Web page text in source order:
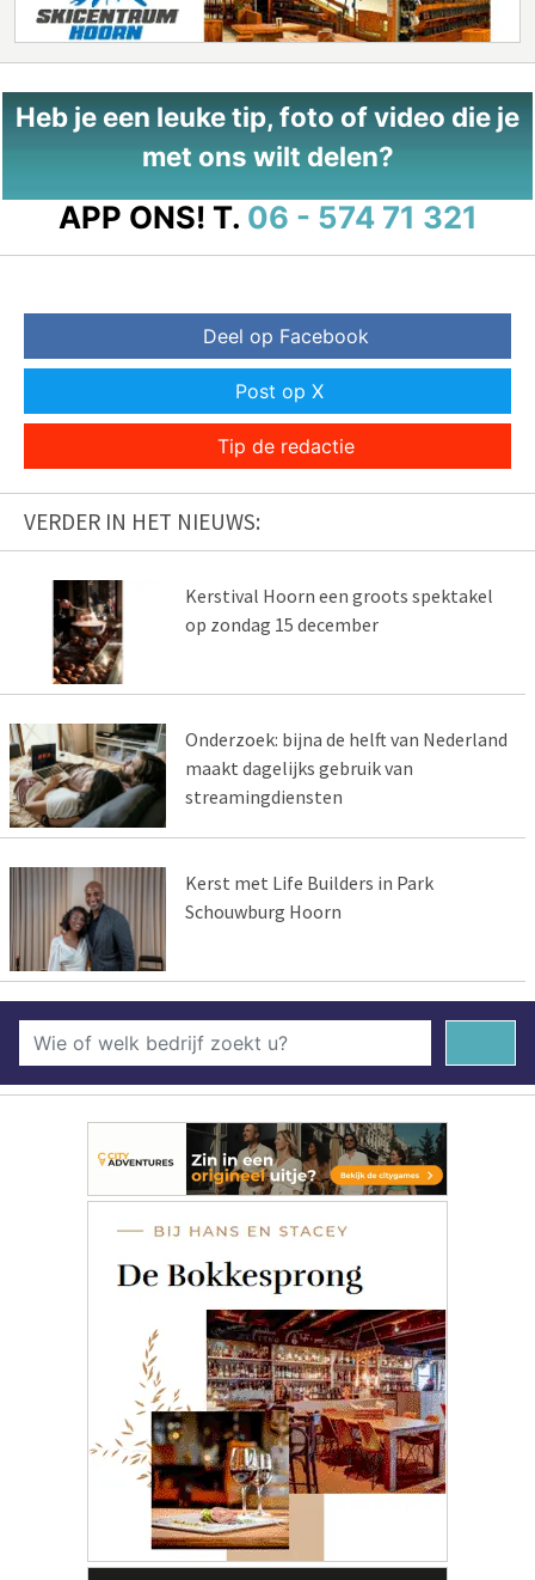
Heb je een leuke tip, foto of video die je
met ons wilt delen?
APP ONS! T. 06 - 574 71 321
Deel op Facebook
Post op X
Tip de redactie
VERDER IN HET NIEUWS:
Kerstival Hoorn een groots spektakel
op zondag 15 december
Onderzoek: bijna de helft van Nederland
maakt dagelijks gebruik van
streamingdiensten
Kerst met Life Builders in Park
Schouwburg Hoorn